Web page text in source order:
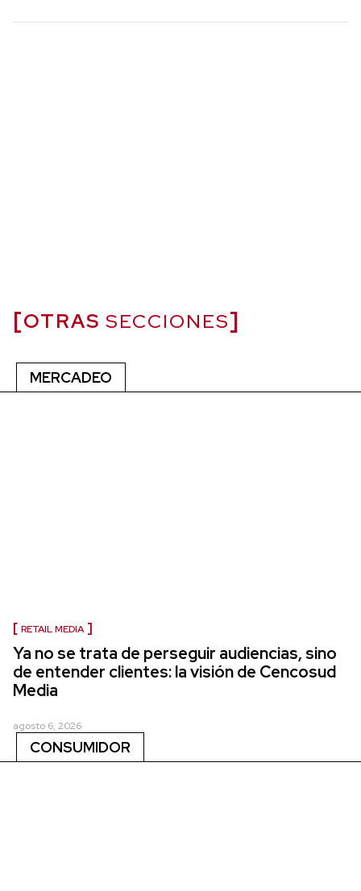
OTRAS SECCIONES
MERCADEO
RETAIL MEDIA
Ya no se trata de perseguir audiencias, sino
de entender clientes: la visión de Cencosud
Media
agosto 6, 2026
CONSUMIDOR